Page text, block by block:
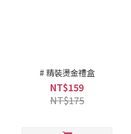
# 精裝燙金禮盒
NT$159
NT$175